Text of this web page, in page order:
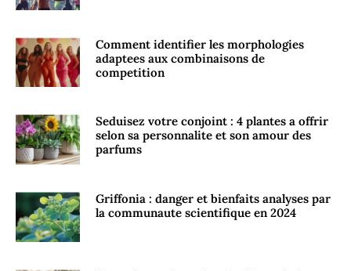
Comment identifier les morphologies
adaptees aux combinaisons de
competition
Seduisez votre conjoint : 4 plantes a offrir
selon sa personnalite et son amour des
parfums
Griffonia : danger et bienfaits analyses par
la communaute scientifique en 2024